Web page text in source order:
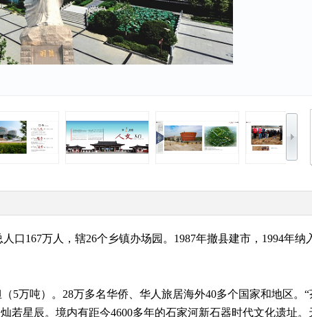
167万人，辖26个乡镇办场园。1987年撤县建市，1994年纳
万吨）。28万多名华侨、华人旅居海外40多个国家和地区。“
星辰。境内有距今4600多年的石家河新石器时代文化遗址。